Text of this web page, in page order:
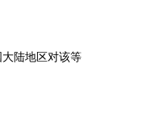
陆地区对该等